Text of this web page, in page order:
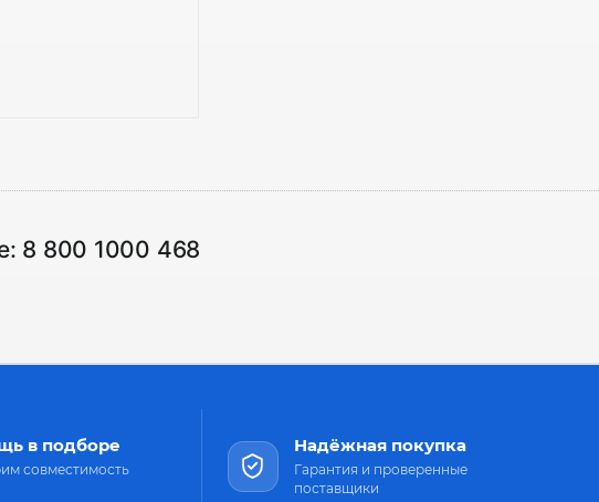
8 800 1000 468
в подборе
совместимость
Надёжная покупка
Гарантия и проверенные
поставщики